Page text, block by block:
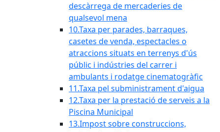
descàrrega de mercaderies de
qualsevol mena
10.Taxa per parades, barraques,
casetes de venda, espectacles o
atraccions situats en terrenys d'ús
públic i indústries del carrer i
ambulants i rodatge cinematogràfic
11.Taxa pel subministrament d'aigua
12.Taxa per la prestació de serveis a la
Piscina Municipal
13.Impost sobre construccions,